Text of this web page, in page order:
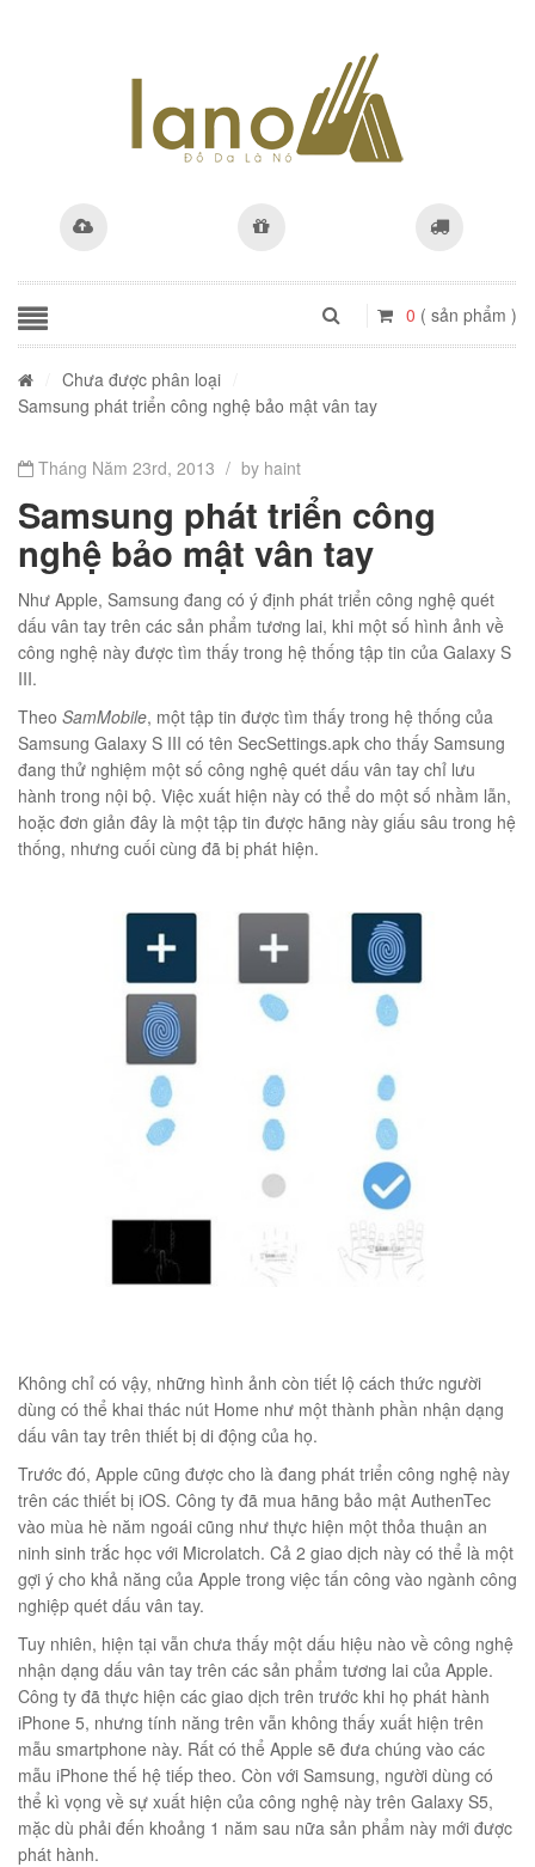
0 ( sản phẩm )
Chưa được phân loại
Samsung phát triển công nghệ bảo mật vân tay
hàn quốc cao cấp
₫
GIỎ
Túi đeo chéo nam công sở da bò sáp đựng tài liệu A4 KT57
₫
GIỎ
Tháng Năm 23rd, 2013 / by haint
Samsung phát triển công
nghệ bảo mật vân tay
Như Apple, Samsung đang có ý định phát triển công nghệ quét
dấu vân tay trên các sản phẩm tương lai, khi một số hình ảnh về
công nghệ này được tìm thấy trong hệ thống tập tin của Galaxy S
III.
Theo SamMobile, một tập tin được tìm thấy trong hệ thống của
Samsung Galaxy S III có tên SecSettings.apk cho thấy Samsung
đang thử nghiệm một số công nghệ quét dấu vân tay chỉ lưu
hành trong nội bộ. Việc xuất hiện này có thể do một số nhầm lẫn,
hoặc đơn giản đây là một tập tin được hãng này giấu sâu trong hệ
thống, nhưng cuối cùng đã bị phát hiện.
Không chỉ có vậy, những hình ảnh còn tiết lộ cách thức người
dùng có thể khai thác nút Home như một thành phần nhận dạng
dấu vân tay trên thiết bị di động của họ.
Trước đó, Apple cũng được cho là đang phát triển công nghệ này
trên các thiết bị iOS. Công ty đã mua hãng bảo mật AuthenTec
vào mùa hè năm ngoái cũng như thực hiện một thỏa thuận an
ninh sinh trắc học với Microlatch. Cả 2 giao dịch này có thể là một
gợi ý cho khả năng của Apple trong việc tấn công vào ngành công
nghiệp quét dấu vân tay.
Tuy nhiên, hiện tại vẫn chưa thấy một dấu hiệu nào về công nghệ
nhận dạng dấu vân tay trên các sản phẩm tương lai của Apple.
Công ty đã thực hiện các giao dịch trên trước khi họ phát hành
iPhone 5, nhưng tính năng trên vẫn không thấy xuất hiện trên
mẫu smartphone này. Rất có thể Apple sẽ đưa chúng vào các
mẫu iPhone thế hệ tiếp theo. Còn với Samsung, người dùng có
thể kì vọng về sự xuất hiện của công nghệ này trên Galaxy S5,
mặc dù phải đến khoảng 1 năm sau nữa sản phẩm này mới được
phát hành.